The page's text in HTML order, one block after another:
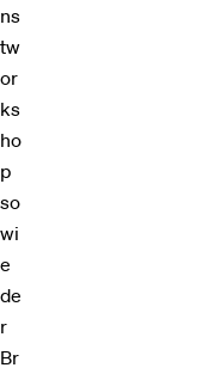
ns
tw
or
ks
ho
p
so
wi
e
de
r
Br